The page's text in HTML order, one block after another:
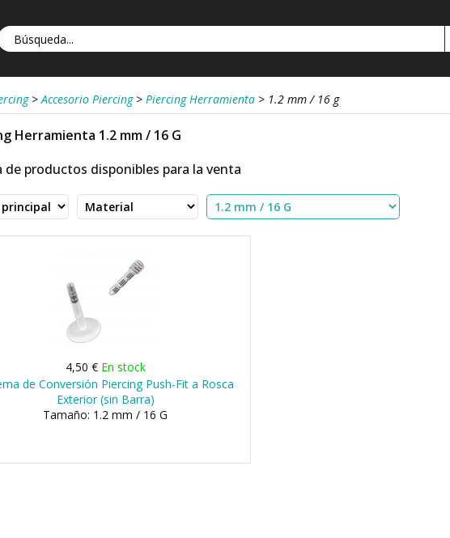
> Accesorio Piercing > Piercing Herramienta > 1.2 mm / 16 g
Herramienta 1.2 mm / 16 G
de productos disponibles para la venta
4,50 € En stock
de Conversión Piercing Push-Fit a Rosca
Exterior (sin Barra)
Tamaño: 1.2 mm / 16 G